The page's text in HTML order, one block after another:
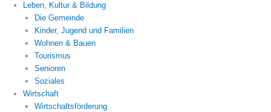
Leben, Kultur & Bildung
Die Gemeinde
Kinder, Jugend und Familien
Wohnen & Bauen
Tourismus
Senioren
Soziales
Wirtschaft
Wirtschaftsförderung